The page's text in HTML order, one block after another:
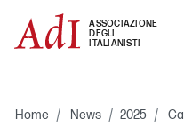
ASSOCIAZIONE
DEGLI
ITALIANISTI
Home News 2025